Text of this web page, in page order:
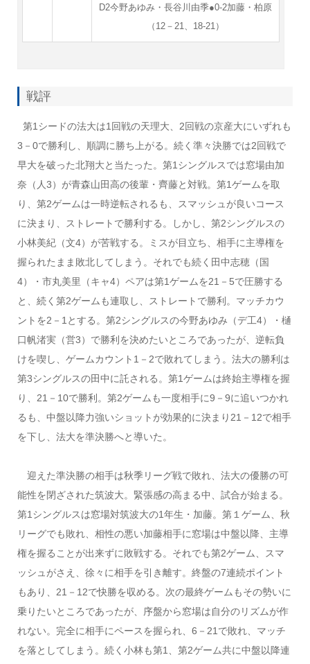
D2今野あゆみ・長谷川由季●0-2加藤・柏原
（12－21、18-21）
戦評
第1シードの法大は1回戦の天理大、2回戦の京産大にいずれも
3－0で勝利し、順調に勝ち上がる。続く準々決勝では2回戦で
早大を破った北翔大と当たった。第1シングルスでは窓場由加
奈（人3）が青森山田高の後輩・齊藤と対戦。第1ゲームを取
り、第2ゲームは一時逆転されるも、スマッシュが良いコース
に決まり、ストレートで勝利する。しかし、第2シングルスの
小林美紀（文4）が苦戦する。ミスが目立ち、相手に主導権を
握られたまま敗北してしまう。それでも続く田中志穂（国
4）・市丸美里（キャ4）ペアは第1ゲームを21－5で圧勝する
と、続く第2ゲームも連取し、ストレートで勝利。マッチカウ
ントを2－1とする。第2シングルスの今野あゆみ（デ工4）・樋
口帆渚実（営3）で勝利を決めたいところであったが、逆転負
けを喫し、ゲームカウント1－2で敗れてしまう。法大の勝利は
第3シングルスの田中に託される。第1ゲームは終始主導権を握
り、21－10で勝利。第2ゲームも一度相手に9－9に追いつかれ
るも、中盤以降力強いショットが効果的に決まり21－12で相手
を下し、法大を準決勝へと導いた。
迎えた準決勝の相手は秋季リーグ戦で敗れ、法大の優勝の可
能性を閉ざされた筑波大。緊張感の高まる中、試合が始まる。
第1シングルスは窓場対筑波大の1年生・加藤。第１ゲーム、秋
リーグでも敗れ、相性の悪い加藤相手に窓場は中盤以降、主導
権を握ることが出来ずに敗戦する。それでも第2ゲーム、スマ
ッシュがさえ、徐々に相手を引き離す。終盤の7連続ポイント
もあり、21－12で快勝を収める。次の最終ゲームもその勢いに
乗りたいところであったが、序盤から窓場は自分のリズムが作
れない。完全に相手にペースを握られ、6－21で敗れ、マッチ
を落としてしまう。続く小林も第1、第2ゲーム共に中盤以降連